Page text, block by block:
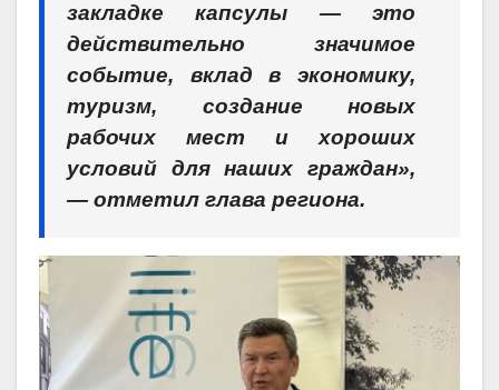
закладке капсулы — это
действительно значимое
событие, вклад в экономику,
туризм, создание новых
рабочих мест и хороших
условий для наших граждан»,
— отметил глава региона.